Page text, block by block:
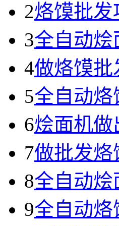
2烙馍批发
3全自动
4做烙馍批
5全自动
6烩面机
7做批发烙
8全自动
9全自动